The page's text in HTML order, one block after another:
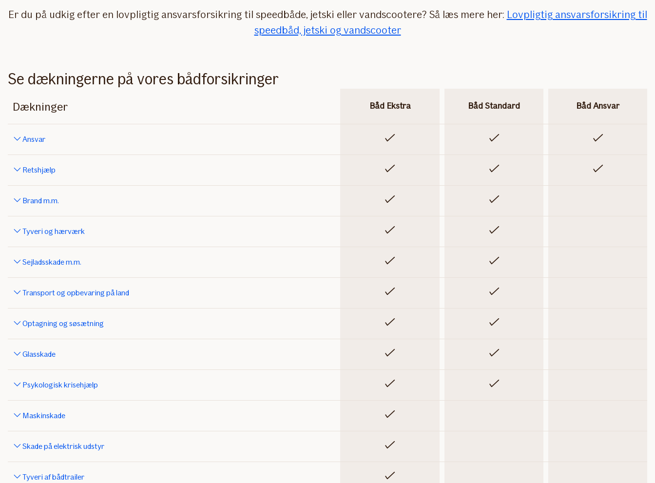
Er du på udkig efter en lovpligtig ansvarsforsikring til speedbåde, jetski eller vandscootere? Så læs mere her: Lovpligtig ansvarsforsikring til
speedbåd, jetski og vandscooter
Se dækningerne på vores bådforsikringer
Dækninger Båd Ekstra Båd Standard Båd Ansvar
Ansvar Inkluderet Inkluderet Inkluderet
Retshjælp Inkluderet Inkluderet Inkluderet
Brand m.m. Inkluderet Inkluderet
Tyveri og hærværk Inkluderet Inkluderet
Sejladsskade m.m. Inkluderet Inkluderet
Transport og opbevaring på land Inkluderet Inkluderet
Optagning og søsætning Inkluderet Inkluderet
Glasskade Inkluderet Inkluderet
Psykologisk krisehjælp Inkluderet Inkluderet
Maskinskade Inkluderet
Skade på elektrisk udstyr Inkluderet
Tyveri af bådtrailer Inkluderet